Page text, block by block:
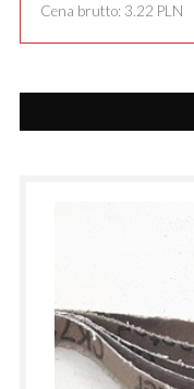
Cena brutto: 3.22 PLN